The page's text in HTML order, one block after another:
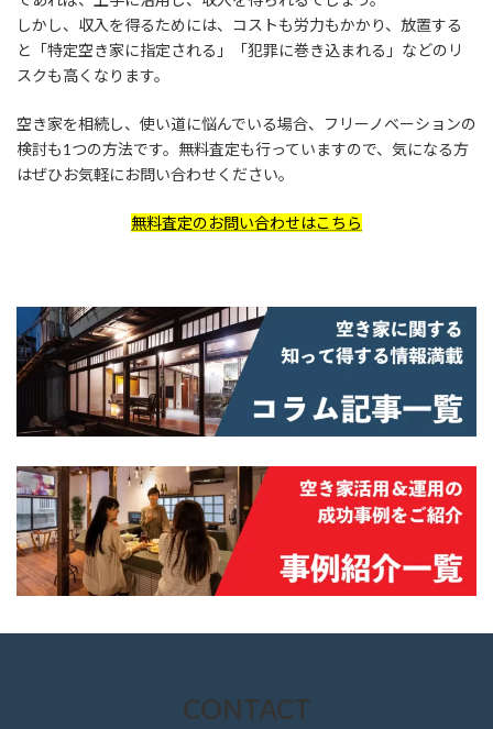
しかし、収入を得るためには、コストも労力もかかり、放置する
と「特定空き家に指定される」「犯罪に巻き込まれる」などのリ
スクも高くなります。
空き家を相続し、使い道に悩んでいる場合、フリーノベーションの
検討も1つの方法です。無料査定も行っていますので、気になる方
はぜひお気軽にお問い合わせください。
無料査定のお問い合わせはこちら
CONTACT